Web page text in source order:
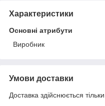
Характеристики
Основні атрибути
Виробник
Умови доставки
Доставка здійснюється